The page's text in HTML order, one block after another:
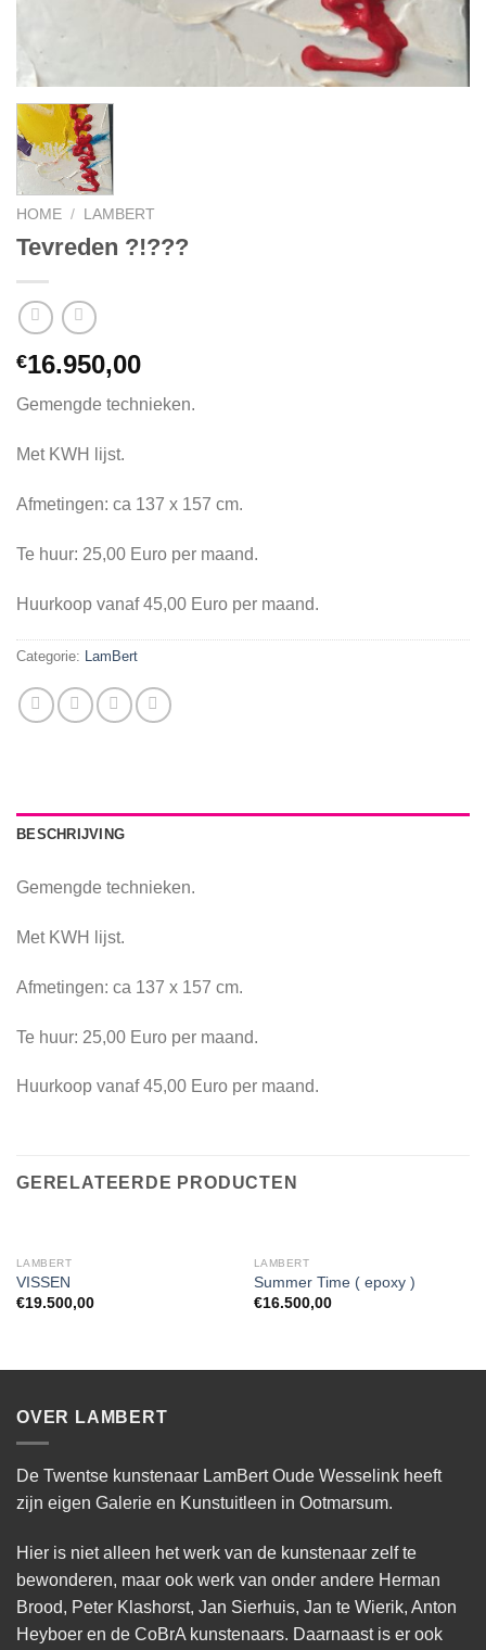
HOME / LAMBERT
Tevreden ?!???
€16.950,00
Gemengde technieken.
Met KWH lijst.
Afmetingen: ca 137 x 157 cm.
Te huur: 25,00 Euro per maand.
Huurkoop vanaf 45,00 Euro per maand.
Categorie: LamBert
BESCHRIJVING
Gemengde technieken.
Met KWH lijst.
Afmetingen: ca 137 x 157 cm.
Te huur: 25,00 Euro per maand.
Huurkoop vanaf 45,00 Euro per maand.
GERELATEERDE PRODUCTEN
LAMBERT
VISSEN
€19.500,00
LAMBERT
Summer Time ( epoxy )
€16.500,00
OVER LAMBERT
De Twentse kunstenaar LamBert Oude Wesselink heeft
zijn eigen Galerie en Kunstuitleen in Ootmarsum.
Hier is niet alleen het werk van de kunstenaar zelf te
bewonderen, maar ook werk van onder andere Herman
Brood, Peter Klashorst, Jan Sierhuis, Jan te Wierik, Anton
Heyboer en de CoBrA kunstenaars. Daarnaast is er ook